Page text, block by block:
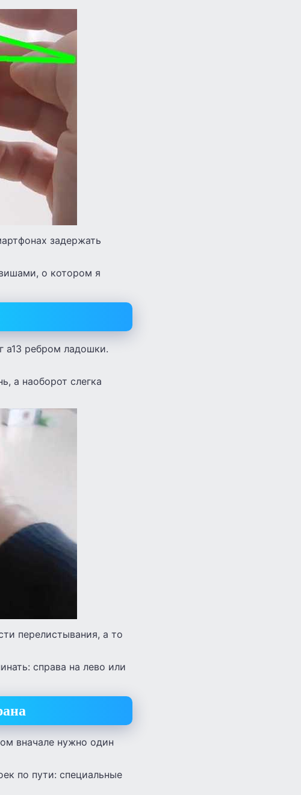
задержать
о котором я
а13 ребром ладошки.
а наоборот слегка
перелистывания, а то
справа на лево или
вначале нужно один
по пути: специальные